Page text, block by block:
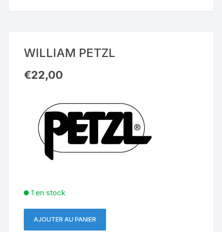
WILLIAM PETZL
€22,00
1 en stock
quantité
AJOUTER AU PANIER